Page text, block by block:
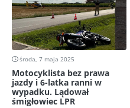
środa, 7 maja 2025
Motocyklista bez prawa
jazdy i 6-latka ranni w
wypadku. Lądował
śmigłowiec LPR